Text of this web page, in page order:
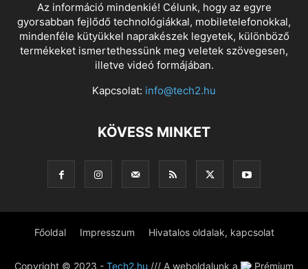
Az információ mindenkié! Célunk, hogy az egyre
gyorsabban fejlődő technológiákkal, mobiletelefonokkal,
mindenféle kütyükkel naprakészek legyetek, különböző
termékeket ismertethessünk meg veletek szövegesen,
illetve videó formájában.
Kapcsolat: info@tech2.hu
KÖVESS MINKET
Főoldal Impresszum Hivatalos oldalak, kapcsolat
Copyright © 2023 - Tech2.hu /// A weboldalunk a Prémium